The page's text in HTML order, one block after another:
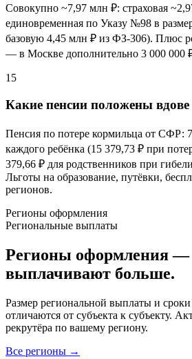
Совокупно ~7,97 млн ₽: страховая
единовременная по Указу №98 в
базовую 4,45 млн ₽ из ФЗ-306). Плюс
— в Москве дополнительно 3 000 000
15
Какие пенсии положены вдове
Пенсия по потере кормильца от СФР:
каждого ребёнка (15 379,73 ₽ при
379,66 ₽ для родственников при
Льготы на образование, путёвки,
регионов.
Регионы оформления
Региональные выплаты
Регионы оформления —
выплачивают больше.
Размер региональной выплаты и
отличаются от субъекта к субъекту.
рекрутёра по вашему региону.
Все регионы →